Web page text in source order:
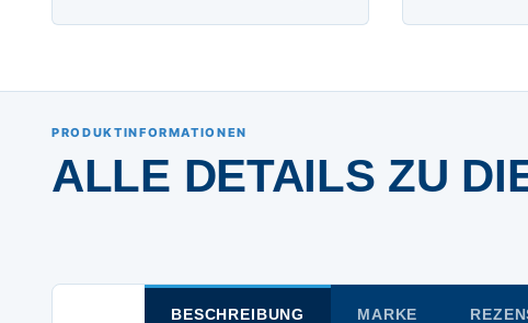
PRODUKTINFORMATIONEN
ALLE DETAILS ZU
BESCHREIBUNG MARKE